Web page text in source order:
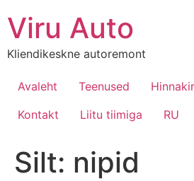
Viru Auto
Kliendikeskne autoremont
Avaleht Teenused
Kontakt
Liitu tiimiga RU
Silt: nipid